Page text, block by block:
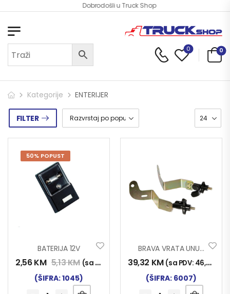
Dobrodošli u Truck Shop
0 0
Kategorije ENTERIJER
FILTER
50% POPUST
BATERIJA 12V
2,56KM 5,13KM (sa PDV: KM)
(ŠIFRA: 1045)
BRAVA VRATA UNUTRAŠNJA ACTROS MP4/MP5
39,32 KM (sa PDV: 46,00
(ŠIFRA: 6007)